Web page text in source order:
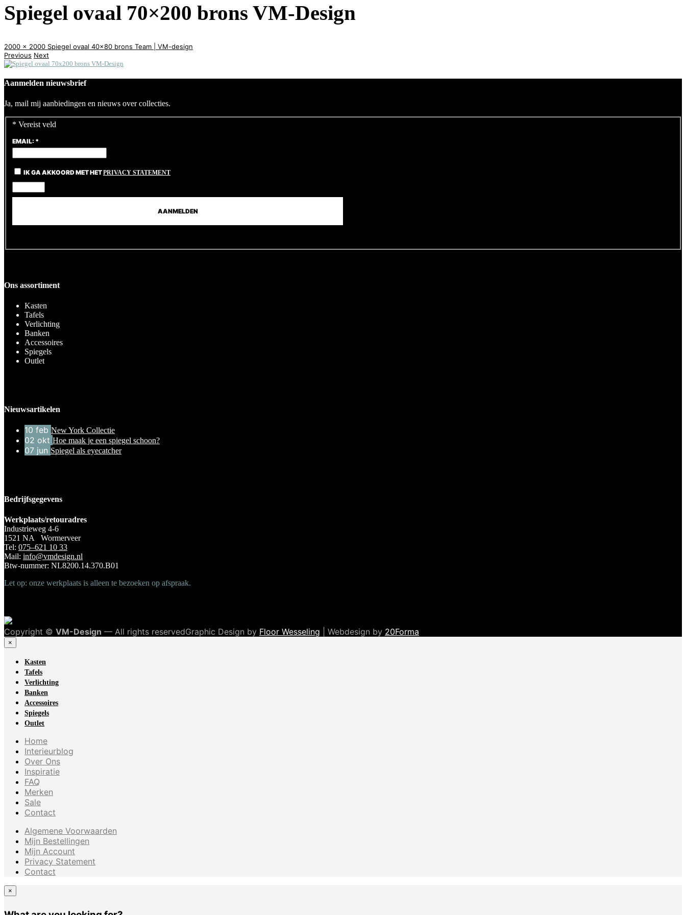
Spiegel ovaal 70×200 brons VM-Design
2000 x 2000 Spiegel ovaal 40×80 brons Team | VM-design
Previous Next
Aanmelden nieuwsbrief
Ja, mail mij aanbiedingen en nieuws over collecties.
* Vereist veld
EMAIL: *
IK GA AKKOORD MET HETPRIVACY STATEMENT
Ons assortiment
Kasten
Tafels
Verlichting
Banken
Accessoires
Spiegels
Outlet
Nieuwsartikelen
10 feb New York Collectie
02 okt Hoe maak je een spiegel schoon?
07 jun Spiegel als eyecatcher
Bedrijfsgegevens
Werkplaats/retouradres
Industrieweg 4-6
1521 NA Wormerveer
Tel: 075–621 10 33
Mail: info@vmdesign.nl
Btw-nummer: NL8200.14.370.B01
Let op: onze werkplaats is alleen te bezoeken op afspraak.
Copyright © VM-Design — All rights reservedGraphic Design by Floor Wesseling | Webdesign by 20Forma
×
Kasten
Tafels
Verlichting
Banken
Accessoires
Spiegels
Outlet
Home
Interieurblog
Over Ons
Inspiratie
FAQ
Merken
Sale
Contact
Algemene Voorwaarden
Mijn Bestellingen
Mijn Account
Privacy Statement
Contact
×